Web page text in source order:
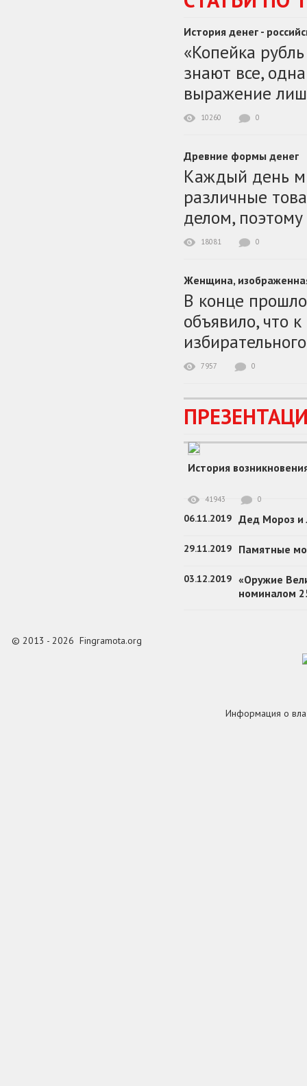
История денег -
«Копейка
знают все,
выражение
10260 0
Древние формы денег
Каждый день
различные
делом,
18081 0
Женщина,
В конце
объявило, что
7957 0
История
41943 0
06.11.2019 Дед Мороз и
29.11.2019 Памятные
03.12.2019 «Оружие
номиналом
© 2013 - 2026 Fingramota.org
Информация о